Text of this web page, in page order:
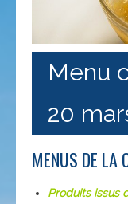
Menu
20
MENUS DE LA
Produits issus